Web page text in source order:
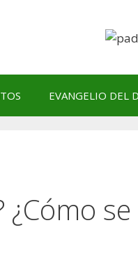
EVANGELIO DEL
¿Cómo